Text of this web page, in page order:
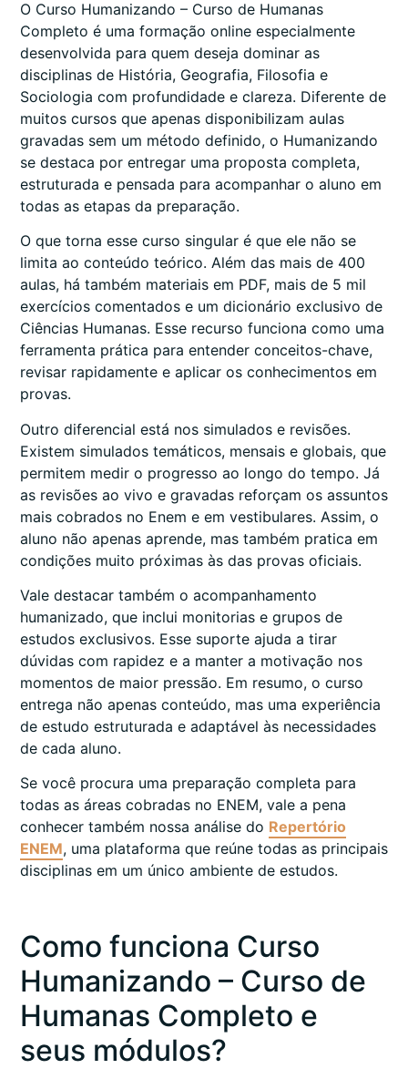
O Curso Humanizando – Curso de Humanas
Completo é uma formação online especialmente
desenvolvida para quem deseja dominar as
disciplinas de História, Geografia, Filosofia e
Sociologia com profundidade e clareza. Diferente de
muitos cursos que apenas disponibilizam aulas
gravadas sem um método definido, o Humanizando
se destaca por entregar uma proposta completa,
estruturada e pensada para acompanhar o aluno em
todas as etapas da preparação.
O que torna esse curso singular é que ele não se
limita ao conteúdo teórico. Além das mais de 400
aulas, há também materiais em PDF, mais de 5 mil
exercícios comentados e um dicionário exclusivo de
Ciências Humanas. Esse recurso funciona como uma
ferramenta prática para entender conceitos-chave,
revisar rapidamente e aplicar os conhecimentos em
provas.
Outro diferencial está nos simulados e revisões.
Existem simulados temáticos, mensais e globais, que
permitem medir o progresso ao longo do tempo. Já
as revisões ao vivo e gravadas reforçam os assuntos
mais cobrados no Enem e em vestibulares. Assim, o
aluno não apenas aprende, mas também pratica em
condições muito próximas às das provas oficiais.
Vale destacar também o acompanhamento
humanizado, que inclui monitorias e grupos de
estudos exclusivos. Esse suporte ajuda a tirar
dúvidas com rapidez e a manter a motivação nos
momentos de maior pressão. Em resumo, o curso
entrega não apenas conteúdo, mas uma experiência
de estudo estruturada e adaptável às necessidades
de cada aluno.
Se você procura uma preparação completa para
todas as áreas cobradas no ENEM, vale a pena
conhecer também nossa análise do Repertório
ENEM, uma plataforma que reúne todas as principais
disciplinas em um único ambiente de estudos.
Como funciona Curso
Humanizando – Curso de
Humanas Completo e
seus módulos?